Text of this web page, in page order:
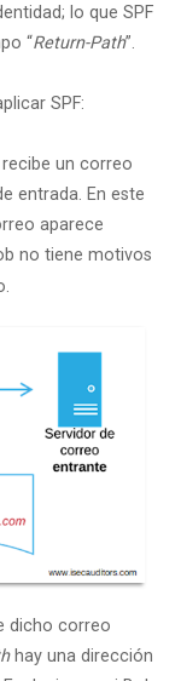
lo que SPF
“Return-Path”.
SPF:
un correo
entrada. En este
aparece
no tiene motivos
dicho correo
hay una dirección